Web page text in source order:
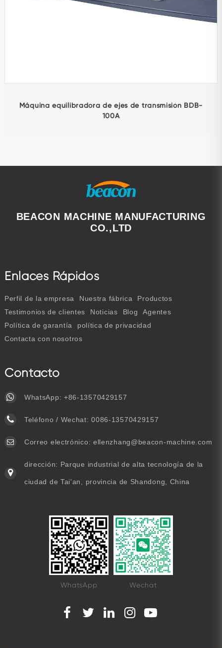
Máquina equilibradora de ejes de transmisión BDB-
100A
BEACON MACHINE MANUFACTURING
CO.,LTD
Enlaces Rápidos
Perfil de la empresa Nuestra fábrica
Productos
Testimonios de clientes
Noticias Blog
Agentes
Política de garantía
política de privacidad
Contacta con nosotros
Contacto
WhatsApp: +86-13570429157
Teléfono / Wechat:0086-13570429157
Correo electrónico: ellenzhang@beacon-machine.com
dirección: Parque industrial de alta tecnología de la
ciudad de Tai'an, provincia de Shandong, China
WhatsApp Wechat